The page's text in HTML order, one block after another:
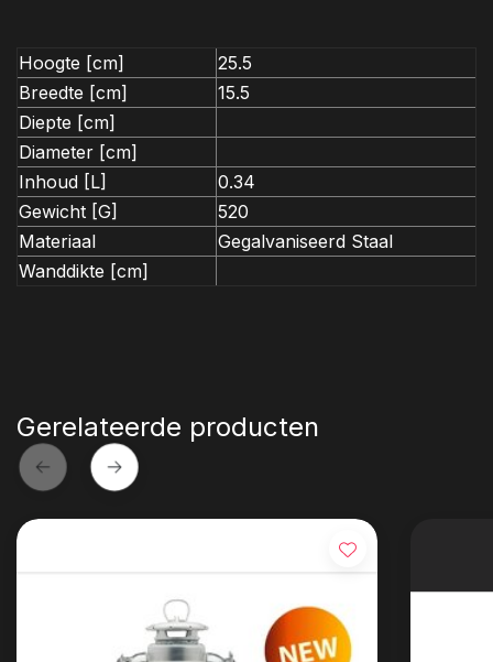
Hoogte [cm]
25.5
Breedte [cm]
15.5
Diepte [cm]
Diameter [cm]
Inhoud [L]
0.34
Gewicht [G]
520
Materiaal
Gegalvaniseerd Staal
Wanddikte [cm]
Gerelateerde producten